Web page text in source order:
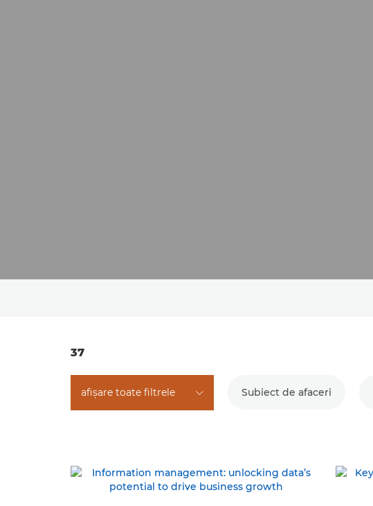
37
afişare toate filtrele Subiect de afaceri